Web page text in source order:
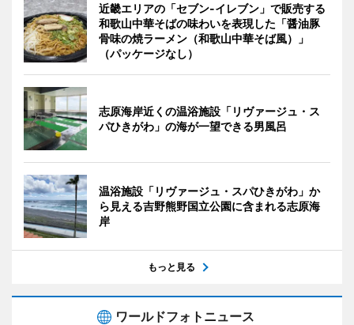
近畿エリアの「セブン-イレブン」で販売する
和歌山中華そばの味わいを表現した「醤油豚
骨味の焼ラーメン（和歌山中華そば風）」
（パッケージなし）
志原海岸近くの温浴施設「リヴァージュ・ス
パひきがわ」の海が一望できる男風呂
温浴施設「リヴァージュ・スパひきがわ」か
ら見える吉野熊野国立公園に含まれる志原海
岸
もっと見る
ワールドフォトニュース